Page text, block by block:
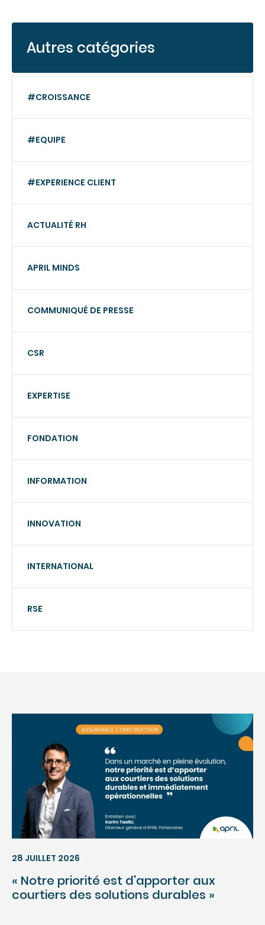
Autres catégories
#CROISSANCE
#EQUIPE
#EXPERIENCE CLIENT
ACTUALITÉ RH
APRIL MINDS
COMMUNIQUÉ DE PRESSE
CSR
EXPERTISE
FONDATION
INFORMATION
INNOVATION
INTERNATIONAL
RSE
28 JUILLET 2026
« Notre priorité est d'apporter aux
courtiers des solutions durables »